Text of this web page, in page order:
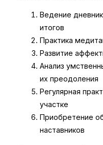
Ведение
итогов
Практика
Развитие
Анализ
их преодоления
Регулярная
участке
Приобретение
наставников